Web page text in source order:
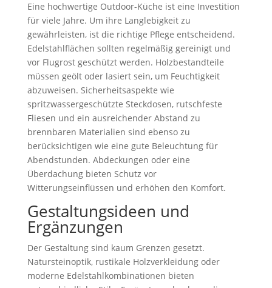
Eine hochwertige Outdoor-Küche ist eine Investition
für viele Jahre. Um ihre Langlebigkeit zu
gewährleisten, ist die richtige Pflege entscheidend.
Edelstahlflächen sollten regelmäßig gereinigt und
vor Flugrost geschützt werden. Holzbestandteile
müssen geölt oder lasiert sein, um Feuchtigkeit
abzuweisen. Sicherheitsaspekte wie
spritzwassergeschützte Steckdosen, rutschfeste
Fliesen und ein ausreichender Abstand zu
brennbaren Materialien sind ebenso zu
berücksichtigen wie eine gute Beleuchtung für
Abendstunden. Abdeckungen oder eine
Überdachung bieten Schutz vor
Witterungseinflüssen und erhöhen den Komfort.
Gestaltungsideen und
Ergänzungen
Der Gestaltung sind kaum Grenzen gesetzt.
Natursteinoptik, rustikale Holzverkleidung oder
moderne Edelstahlkombinationen bieten